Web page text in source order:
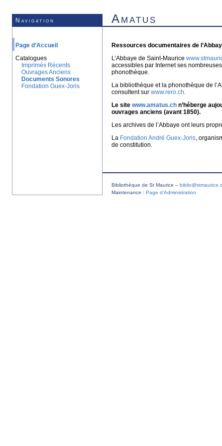
Navigation Amatus
Page d’Accueil
Catalogues
Imprimés Récents
Ouvrages Anciens
Documents Sonores
Fondation Guex-Joris
Ressources documentaires de
L’Abbaye de Saint-Maurice
accessibles par Internet ses
phonothèque.
La bibliothèque et la phonothèque de
consultent sur www.rero.ch.
Le site www.amatus.ch n’héberge
ouvrages anciens (avant 1850).
Les archives de l’Abbaye ont leurs
La Fondation André Guex-Joris,
de constitution.
Bibliothèque de St Maurice –
Maintenance : Page d’Administration